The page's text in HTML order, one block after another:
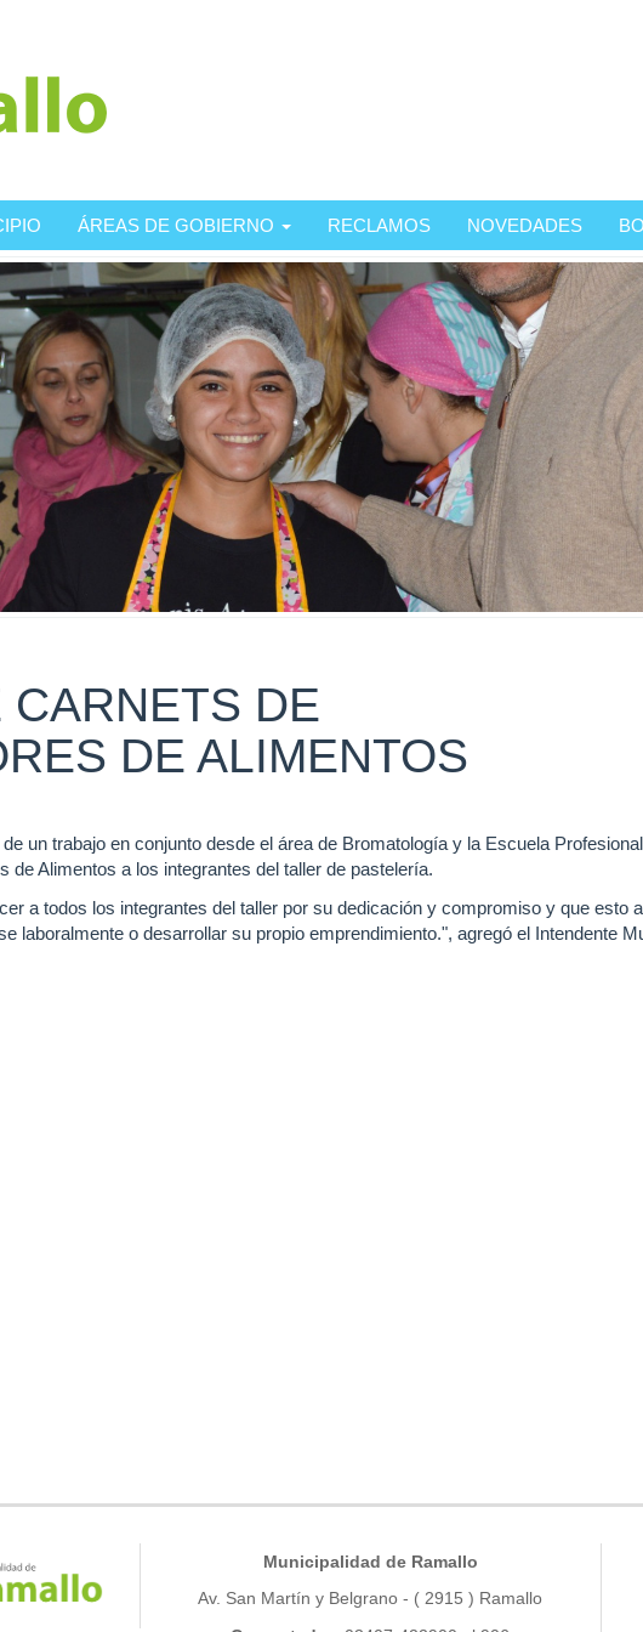
ÁREAS DE GOBIERNO RECLAMOS NOVEDADES
CARNETS DE
DE ALIMENTOS
un trabajo en conjunto desde el área de Bromatología y la Escuela
de Alimentos a los integrantes del taller de pastelería.
a todos los integrantes del taller por su dedicación y compromiso y que esto
laboralmente o desarrollar su propio emprendimiento.", agregó el Intendente
Municipalidad de Ramallo
Av. San Martín y Belgrano - ( 2915 ) Ramallo